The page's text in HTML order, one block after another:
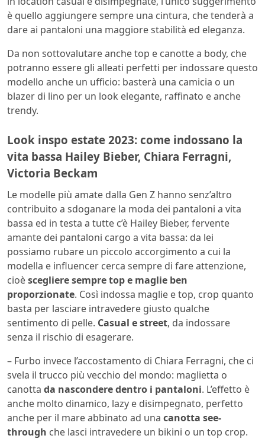
è quello aggiungere sempre una cintura, che tenderà a
dare ai pantaloni una maggiore stabilità ed eleganza.
Da non sottovalutare anche top e canotte a body, che
potranno essere gli alleati perfetti per indossare questo
modello anche un ufficio: basterà una camicia o un
blazer di lino per un look elegante, raffinato e anche
trendy.
Look inspo estate 2023: come indossano la
vita bassa Hailey Bieber, Chiara Ferragni,
Victoria Beckam
Le modelle più amate dalla Gen Z hanno senz’altro
contribuito a sdoganare la moda dei pantaloni a vita
bassa ed in testa a tutte c’è Hailey Bieber, fervente
amante dei pantaloni cargo a vita bassa: da lei
possiamo rubare un piccolo accorgimento a cui la
modella e influencer cerca sempre di fare attenzione,
cioèscegliere sempre top e maglie ben
proporzionate. Così indossa maglie e top, crop quanto
basta per lasciare intravedere giusto qualche
sentimento di pelle. Casual e street, da indossare
senza il rischio di esagerare.
– Furbo invece l’accostamento di Chiara Ferragni, che ci
svela il trucco più vecchio del mondo: maglietta o
canotta da nascondere dentro i pantaloni. L’effetto è
anche molto dinamico, lazy e disimpegnato, perfetto
anche per il mare abbinato ad una canotta see-
through che lasci intravedere un bikini o un top crop.